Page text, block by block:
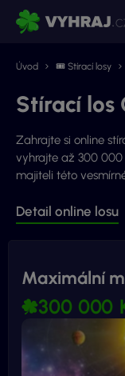
Úvod 🎟 Stírací losy
Stírací los
Zahrajte si online
vyhrajte až 300 000
majiteli této
Detail online losu
Maximální
300 000